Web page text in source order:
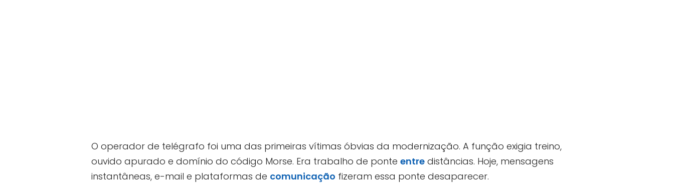
O operador de telégrafo foi uma das primeiras vítimas óbvias da modernização. A função exigia treino,
ouvido apurado e domínio do código Morse. Era trabalho de ponte entre distâncias. Hoje, mensagens
instantâneas, e-mail e plataformas de comunicação fizeram essa ponte desaparecer.